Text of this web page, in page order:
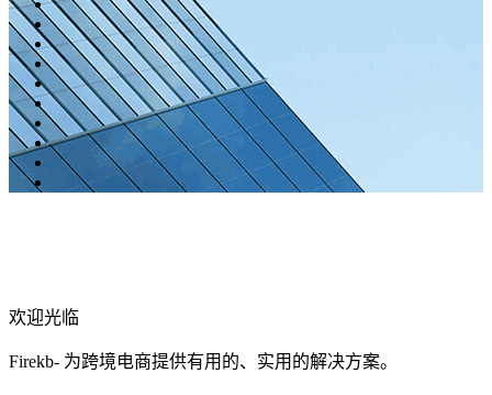
欢迎光临
Firekb- 为跨境电商提供有用的、实用的解决方案。